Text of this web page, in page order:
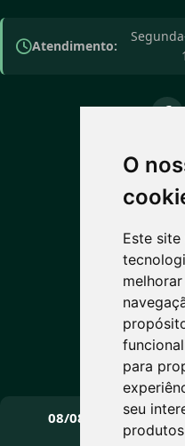
O
Este
para
seu
Atendimento:
Máx:
08/08